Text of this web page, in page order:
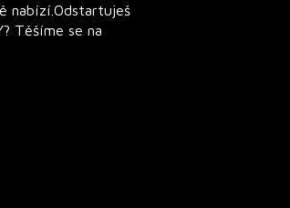
nabízí.Odstartuješ
Těšíme se na